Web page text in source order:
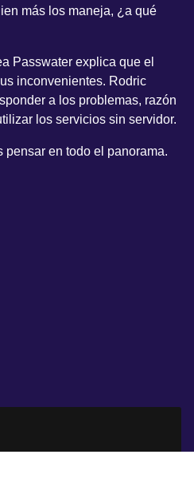
más los maneja, ¿a qué
Passwater explica que el
inconvenientes. Rodric
a los problemas, razón
los servicios sin servidor.
en todo el panorama.